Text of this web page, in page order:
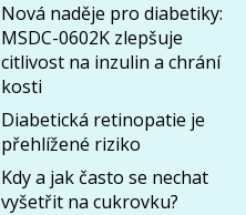
Nová naděje pro diabetiky:
MSDC-0602K zlepšuje
citlivost na inzulin a chrání
kosti
Diabetická retinopatie je
přehlížené riziko
Kdy a jak často se nechat
vyšetřit na cukrovku?